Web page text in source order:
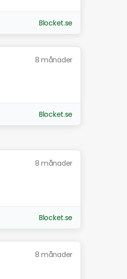
Blocket.se
8 månader
Blocket.se
8 månader
Blocket.se
8 månader